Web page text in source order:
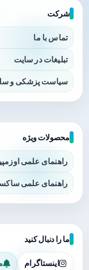
شرکت
تماس با ما
تبلیغات در سایت
سیاست پزشکی و
محصولات ویژه
راهنمای علمی
راهنمای علمی
ما را دنبال کنید
اینستاگرام